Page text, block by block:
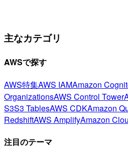
主なカテゴリ
AWSで探す
AWS特集AWS IAMAmazon
OrganizationsAWS Control Tower
S3S3 TablesAWS CDKAmazon
RedshiftAWS AmplifyAmazon
注目のテーマ